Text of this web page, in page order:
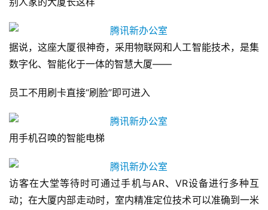
据说，这座大厦很神奇，采用物联网和人工智能技术，是集
数字化、智能化于一体的智慧大厦——
员工不用刷卡直接“刷脸”即可进入
用手机召唤的智能电梯
访客在大堂等待时可通过手机与AR、VR设备进行多种互
动；在大厦内部走动时，室内精准定位技术可以准确到一米